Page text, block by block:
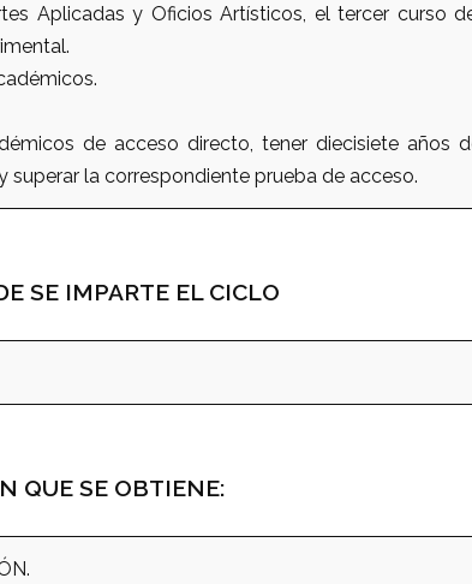
Aplicadas y Oficios Artísticos, el tercer curso
de acceso directo, tener diecisiete años
la correspondiente prueba de acceso.
SE IMPARTE EL CICLO
QUE SE OBTIENE: